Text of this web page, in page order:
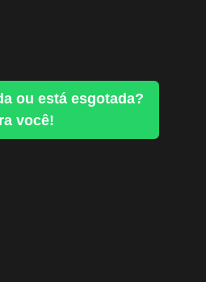
ou está esgotada?
você!